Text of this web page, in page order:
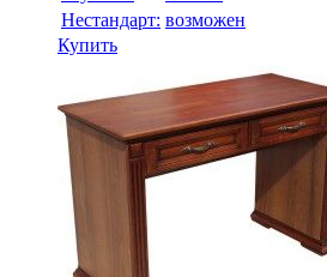
Нестандарт: возможен
Купить